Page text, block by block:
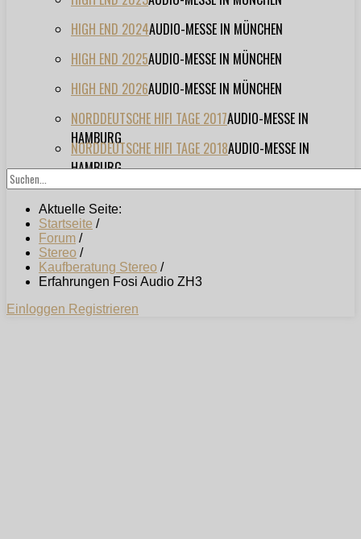
HIGH END 2024AUDIO-MESSE IN MÜNCHEN
HIGH END 2025AUDIO-MESSE IN MÜNCHEN
HIGH END 2026AUDIO-MESSE IN MÜNCHEN
NORDDEUTSCHE HIFI TAGE 2017AUDIO-MESSE IN
HAMBURG
NORDDEUTSCHE HIFI TAGE 2018AUDIO-MESSE IN
HAMBURG
Aktuelle Seite:
Startseite /
Forum /
Stereo /
Kaufberatung Stereo /
Erfahrungen Fosi Audio ZH3
Einloggen Registrieren